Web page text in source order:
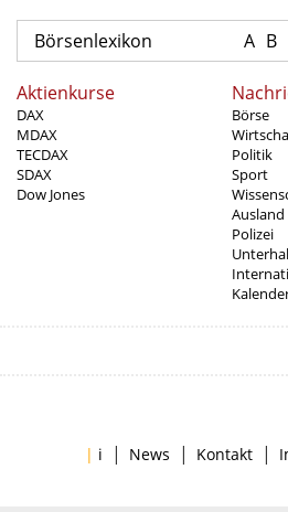
Börsenlexikon A B
Aktienkurse
DAX
MDAX
TECDAX
SDAX
Dow Jones
Börse
Politik
Sport
Ausland
Polizei
| i | News | Kontakt |